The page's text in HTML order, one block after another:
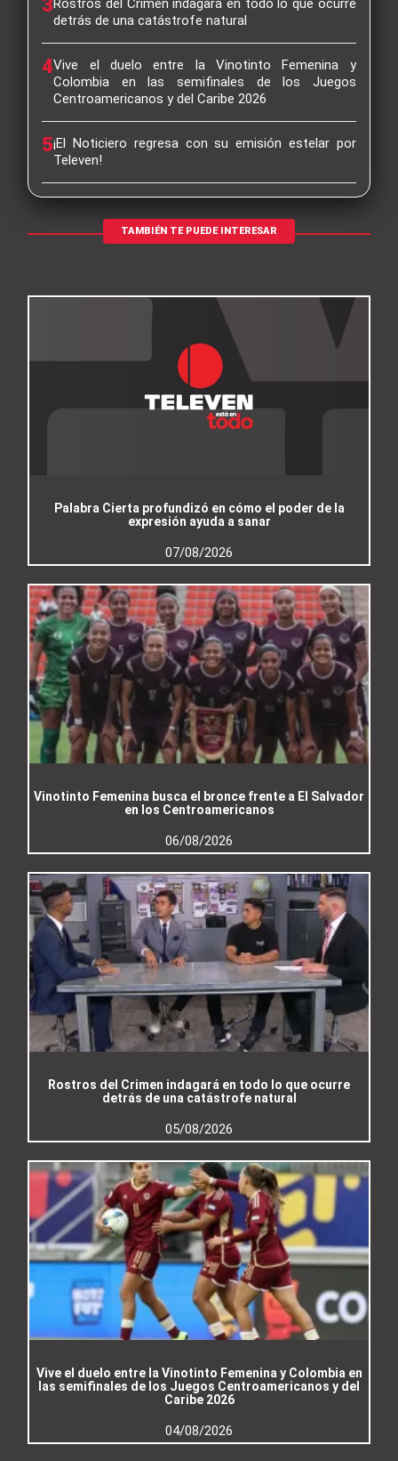
3Rostros del Crimen indagará en todo lo que ocurre
detrás de una catástrofe natural
4Vive el duelo entre la Vinotinto Femenina y
Colombia en las semifinales de los Juegos
Centroamericanos y del Caribe 2026
5¡El Noticiero regresa con su emisión estelar por
Televen!
TAMBIÉN TE PUEDE INTERESAR
Palabra Cierta profundizó en cómo el poder de la
expresión ayuda a sanar
07/08/2026
Vinotinto Femenina busca el bronce frente a El Salvador
en los Centroamericanos
06/08/2026
Rostros del Crimen indagará en todo lo que ocurre
detrás de una catástrofe natural
05/08/2026
Vive el duelo entre la Vinotinto Femenina y Colombia en
las semifinales de los Juegos Centroamericanos y del
Caribe 2026
04/08/2026